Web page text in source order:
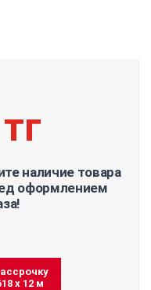
наличие товара
оформлением
х 12 м